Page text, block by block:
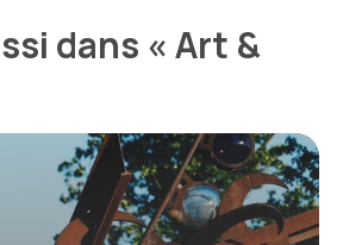
dans « Art &